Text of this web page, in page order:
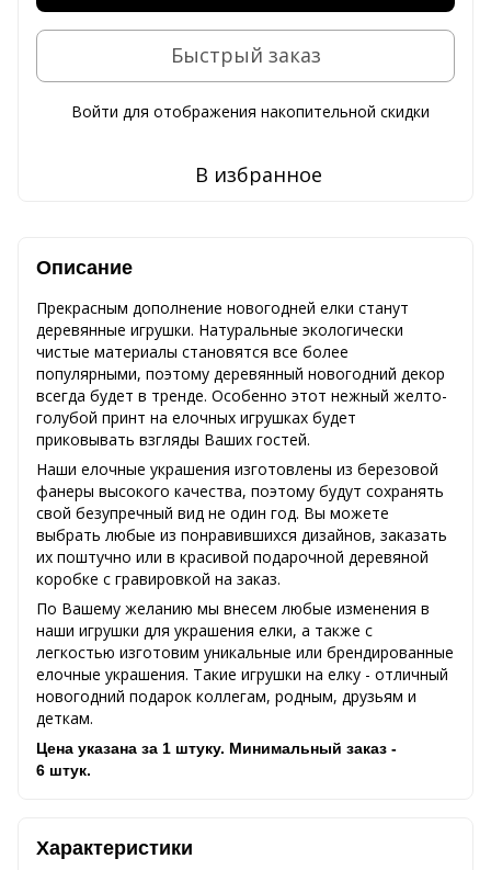
Быстрый заказ
Войти для отображения накопительной скидки
В избранное
Описание
Прекрасным дополнение новогодней елки станут
деревянные игрушки. Натуральные экологически
чистые материалы становятся все более
популярными, поэтому деревянный новогодний декор
всегда будет в тренде. Особенно этот нежный желто-
голубой принт на елочных игрушках будет
приковывать взгляды Ваших гостей.
Наши елочные украшения изготовлены из березовой
фанеры высокого качества, поэтому будут сохранять
свой безупречный вид не один год. Вы можете
выбрать любые из понравившихся дизайнов, заказать
их поштучно или в красивой подарочной деревяной
коробке с гравировкой на заказ.
По Вашему желанию мы внесем любые изменения в
наши игрушки для украшения елки, а также с
легкостью изготовим уникальные или брендированные
елочные украшения. Такие игрушки на елку - отличный
новогодний подарок коллегам, родным, друзьям и
деткам.
Цена указана за 1 штуку. Минимальный заказ -
6 штук.
Характеристики